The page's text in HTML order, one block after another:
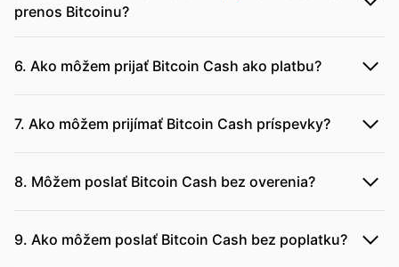
prenos Bitcoinu?
6. Ako môžem prijať Bitcoin Cash ako platbu?
7. Ako môžem prijímať Bitcoin Cash príspevky?
8. Môžem poslať Bitcoin Cash bez overenia?
9. Ako môžem poslať Bitcoin Cash bez poplatku?